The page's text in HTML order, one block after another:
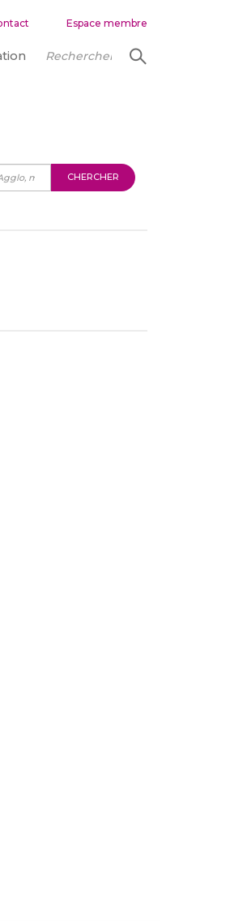
Espace membre
CHERCHER